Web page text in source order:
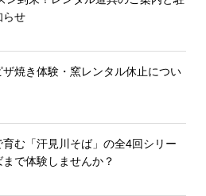
らせ
ザ焼き体験・窯レンタル休止につい
育む「汗見川そば」の全4回シリー
で体験しませんか？